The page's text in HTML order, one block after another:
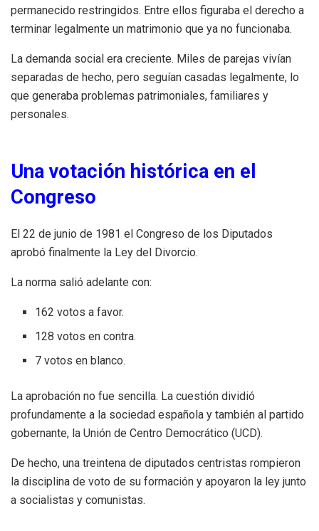
permanecido restringidos. Entre ellos figuraba el derecho a
terminar legalmente un matrimonio que ya no funcionaba.
La demanda social era creciente. Miles de parejas vivían
separadas de hecho, pero seguían casadas legalmente, lo
que generaba problemas patrimoniales, familiares y
personales.
Una votación histórica en el
Congreso
El 22 de junio de 1981 el Congreso de los Diputados
aprobó finalmente la Ley del Divorcio.
La norma salió adelante con:
162 votos a favor.
128 votos en contra.
7 votos en blanco.
La aprobación no fue sencilla. La cuestión dividió
profundamente a la sociedad española y también al partido
gobernante, la Unión de Centro Democrático (UCD).
De hecho, una treintena de diputados centristas rompieron
la disciplina de voto de su formación y apoyaron la ley junto
a socialistas y comunistas.